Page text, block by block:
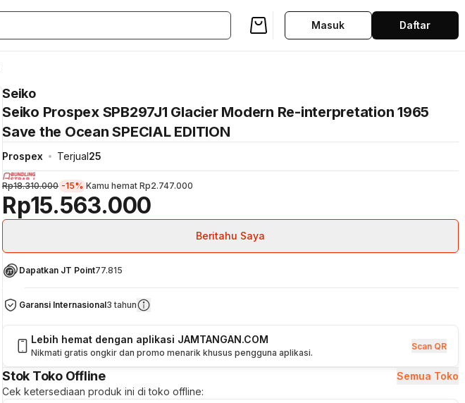
Masuk Daftar
Seiko
Seiko Prospex SPB297J1 Glacier Modern Re-interpretation 1965
Save the Ocean SPECIAL EDITION
Prospex Terjual25
Rp15.563.000
Rp18.310.000 -15% Kamu hemat Rp2.747.000
Beritahu Saya
Dapatkan JT Point77.815
Garansi Internasional3 tahun
Lebih hemat dengan aplikasi JAMTANGAN.COM
Nikmati gratis ongkir dan promo menarik khusus pengguna aplikasi.
Scan QR
Stok Toko Offline
Semua Toko
Cek ketersediaan produk ini di toko offline: